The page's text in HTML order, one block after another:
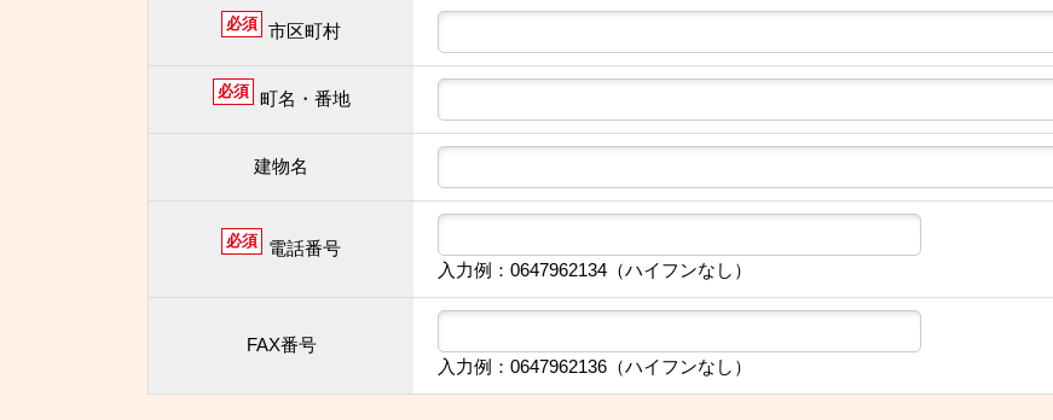
必須 市区町村
必須 町名・番地
建物名
必須
電話番号
入力例：0647962134（ハイフンなし）
FAX番号
入力例：0647962136（ハイフンなし）